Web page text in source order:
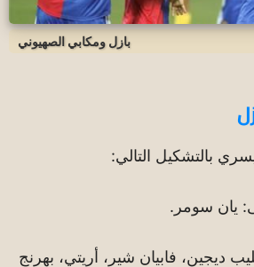
بازل ومكابي الصهيوني
بالتشكيل التالي:
يان سومر.
ديجين، فابيان شير، أريتي، بهرنج